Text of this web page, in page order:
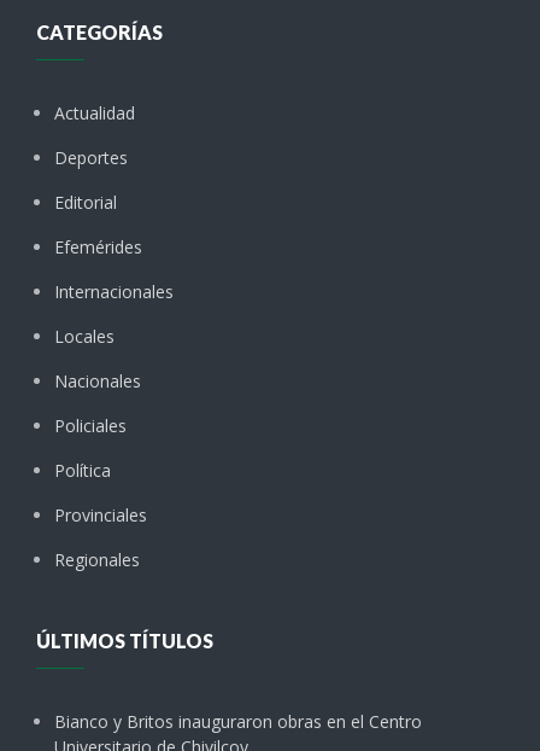
CATEGORÍAS
Actualidad
Deportes
Editorial
Efemérides
Internacionales
Locales
Nacionales
Policiales
Política
Provinciales
Regionales
ÚLTIMOS TÍTULOS
Bianco y Britos inauguraron obras en el Centro